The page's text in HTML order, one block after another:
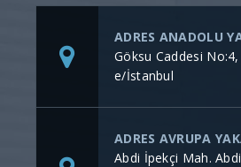
ADRES ANADOLU
Göksu Caddesi
e/İstanbul
ADRES AVRUPA
Abdi İpekçi Mah.